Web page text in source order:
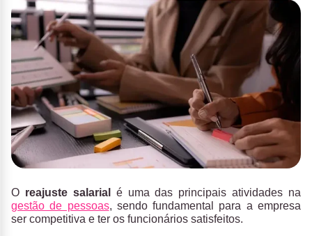
O reajuste salarial é uma das principais atividades na
gestão de pessoas, sendo fundamental para a empresa
ser competitiva e ter os funcionários satisfeitos.